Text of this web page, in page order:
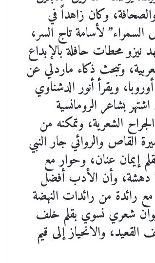
وكان زاهداً في
لأسامة تاج السر،
محطات حافلة بالإبداع
وتبحث ذكاء ماردلي عن
ويقرأ أنور الدشناوي
بشاعر الرومانسية
الشعرية، وتمكنه من
القاص والروائي جار النبي
إيمان عنان، وحوار مع
دهشة، وأن الأدب أفضل
رائدة من رائدات النهضة
شعري نسوي بقلم خلف
والانحياز إلى قيم